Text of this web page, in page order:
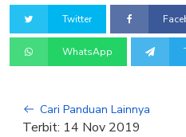
Twitter
WhatsApp
Cari Panduan Lainnya
Terbit: 14 Nov 2019